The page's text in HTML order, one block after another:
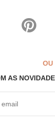
marca
OU
AS